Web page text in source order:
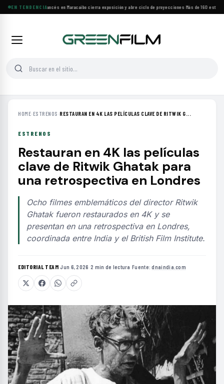
EN TENDENCIA
Festival de Cine Francés en Maracaibo cierra exposición y abre ciclo de proyecciones·Más de 160
HOME›ESTRENOS ›RESTAURAN EN 4K LAS PELÍCULAS CLAVE DE RITWIK G...
ESTRENOS
Restauran en 4K las películas
clave de Ritwik Ghatak para
una retrospectiva en Londres
Ocho filmes emblemáticos del director Ritwik
Ghatak fueron restaurados en 4K y se
presentan en una retrospectiva en Londres,
coordinada entre India y el British Film Institute.
EDITORIAL TEAM·Jun 6, 2026 ·2 min de lectura ·Fuente:dnaindia.com